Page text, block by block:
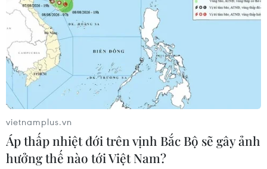
robot hình người mới
03/06/2026 04:09
Xem thêm
CƠ QUAN CHỦ QUẢN: THÔNG TẤN XÃ VIỆT NAM
vietnamplus.vn
Áp thấp nhiệt đới trên vịnh Bắc Bộ sẽ gây ảnh
hưởng thế nào tới Việt Nam?